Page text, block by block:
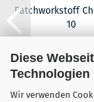
Diese
Technologien
Wir verwenden
Patchworkstoff
10
19,90
19,90 EUR pro